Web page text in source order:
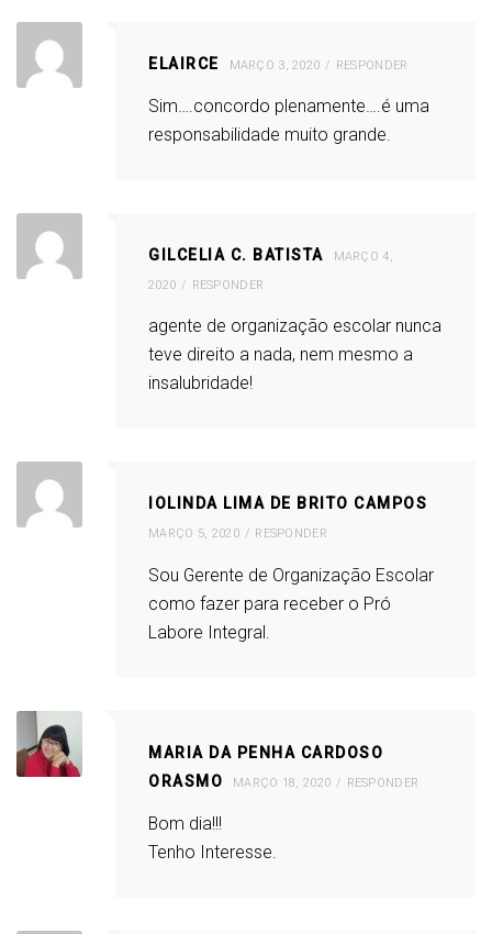
ELAIRCE MARÇO 3, 2020 RESPONDER
Sim….concordo plenamente….é uma
responsabilidade muito grande.
GILCELIA C. BATISTA
MARÇO 4,
2020
RESPONDER
agente de organização escolar nunca
teve direito a nada, nem mesmo a
insalubridade!
IOLINDA LIMA DE BRITO CAMPOS
MARÇO 5, 2020 RESPONDER
Sou Gerente de Organização Escolar
como fazer para receber o Pró
Labore Integral.
MARIA DA PENHA CARDOSO
ORASMO
MARÇO 18, 2020 RESPONDER
Bom dia!!!
Tenho Interesse.